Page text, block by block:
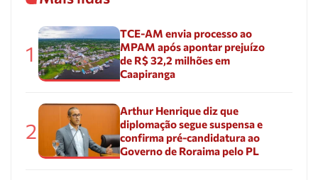
1
TCE-AM envia processo ao
MPAM após apontar prejuízo
de R$ 32,2 milhões em
Caapiranga
2
Arthur Henrique diz que
diplomação segue suspensa e
confirma pré-candidatura ao
Governo de Roraima pelo PL